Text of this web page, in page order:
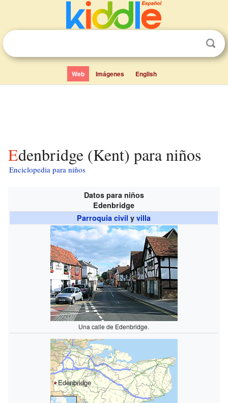
Web Imágenes English
Edenbridge (Kent) para niños
Enciclopedia para niños
Datos para niños
Edenbridge
Parroquia civil yvilla
Una calle de Edenbridge.
Edenbridge